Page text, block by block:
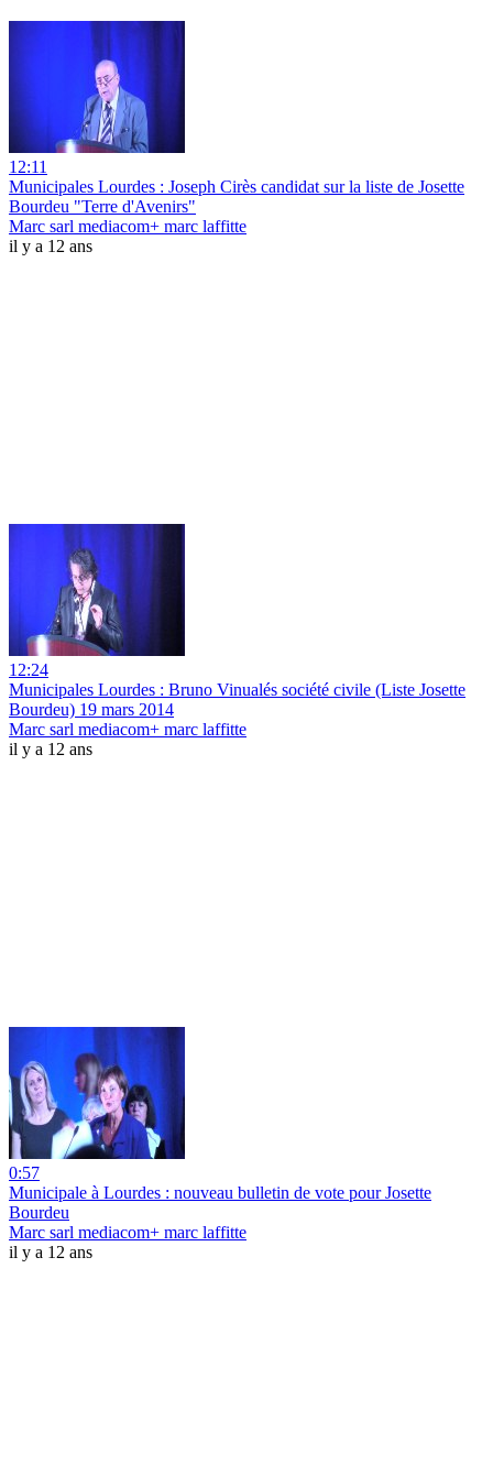
12:11
Municipales Lourdes : Joseph Cirès candidat sur la liste de Josette
Bourdeu "Terre d'Avenirs"
Marc sarl mediacom+ marc laffitte
il y a 12 ans
12:24
Municipales Lourdes : Bruno Vinualés société civile (Liste Josette
Bourdeu) 19 mars 2014
Marc sarl mediacom+ marc laffitte
il y a 12 ans
0:57
Municipale à Lourdes : nouveau bulletin de vote pour Josette
Bourdeu
Marc sarl mediacom+ marc laffitte
il y a 12 ans